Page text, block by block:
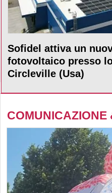
Sofidel attiva un
fotovoltaico presso
Circleville (Usa)
COMUNICAZIONE